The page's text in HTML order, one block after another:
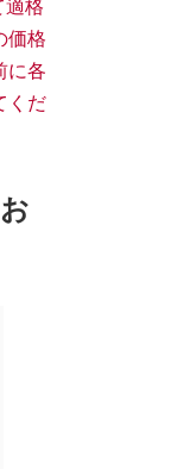
適格
価格
に各
くだ